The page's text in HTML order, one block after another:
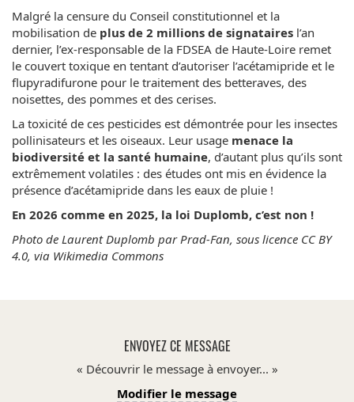
Malgré la censure du Conseil constitutionnel et la
mobilisation de plus de 2 millions de signataires l’an
dernier, l’ex-responsable de la FDSEA de Haute-Loire remet
le couvert toxique en tentant d’autoriser l’acétamipride et le
flupyradifurone pour le traitement des betteraves, des
noisettes, des pommes et des cerises.
La toxicité de ces pesticides est démontrée pour les insectes
pollinisateurs et les oiseaux. Leur usage menace la
biodiversité et la santé humaine, d’autant plus qu’ils sont
extrêmement volatiles : des études ont mis en évidence la
présence d’acétamipride dans les eaux de pluie !
En 2026 comme en 2025, la loi Duplomb, c’est non !
Photo de Laurent Duplomb par Prad-Fan, sous licence CC BY
4.0, via Wikimedia Commons
ENVOYEZ CE MESSAGE
Découvrir le message à envoyer...
Modifier le message